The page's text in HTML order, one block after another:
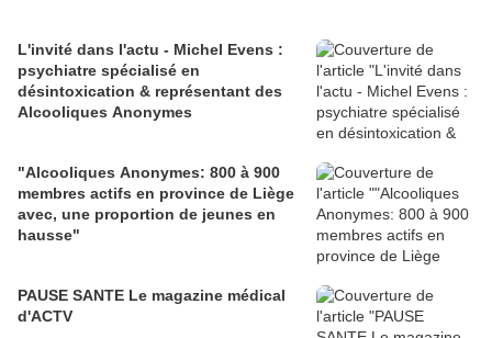
L'invité dans l'actu - Michel Evens :
psychiatre spécialisé en
désintoxication & représentant des
Alcooliques Anonymes
"Alcooliques Anonymes: 800 à 900
membres actifs en province de Liège
avec, une proportion de jeunes en
hausse"
PAUSE SANTE Le magazine médical
d'ACTV